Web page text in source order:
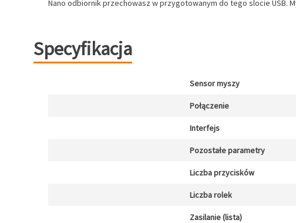
Nano odbiornik przechowasz w przygotowanym do tego slocie USB.
Specyfikacja
Sensor myszy
Połączenie
Interfejs
Pozostałe parametry
Liczba przycisków
Liczba rolek
Zasilanie (lista)